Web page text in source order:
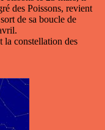
des Poissons, revient
de sa boucle de
la constellation des